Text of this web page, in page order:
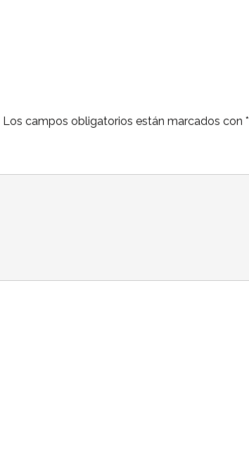
Los campos obligatorios están marcados con*